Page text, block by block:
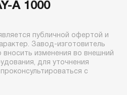
A 1000
публичной офертой и
Завод-изготовитель
вносить изменения во внешний
для уточнения
с